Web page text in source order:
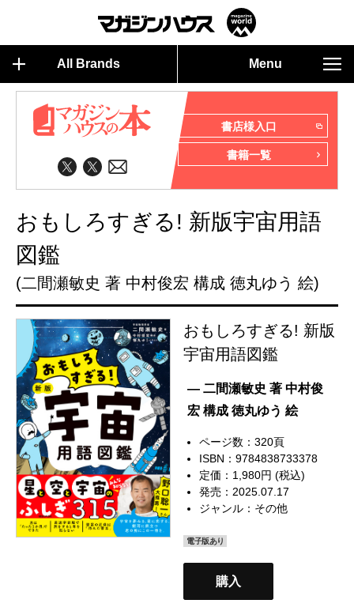
All Brands Menu
書店様入口
書籍一覧
おもしろすぎる! 新版宇宙用語
図鑑
(二間瀬敏史 著 中村俊宏 構成 徳丸ゆう 絵)
おもしろすぎる! 新版
宇宙用語図鑑
— 二間瀬敏史 著 中村俊
宏 構成 徳丸ゆう 絵
ページ数：320頁
ISBN：9784838733378
定価：1,980円 (税込)
発売：2025.07.17
ジャンル： その他
電子版あり
購入